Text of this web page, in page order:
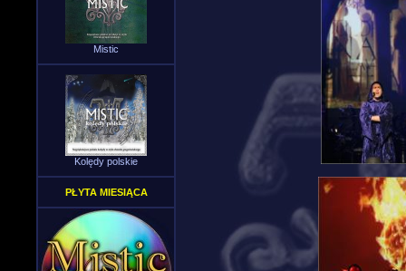
Mistic
Kolędy polskie
PŁYTA MIESIĄCA